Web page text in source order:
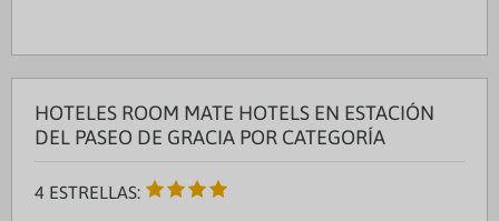
HOTELES ROOM MATE HOTELS EN ESTACIÓN
DEL PASEO DE GRACIA POR CATEGORÍA
4 ESTRELLAS: